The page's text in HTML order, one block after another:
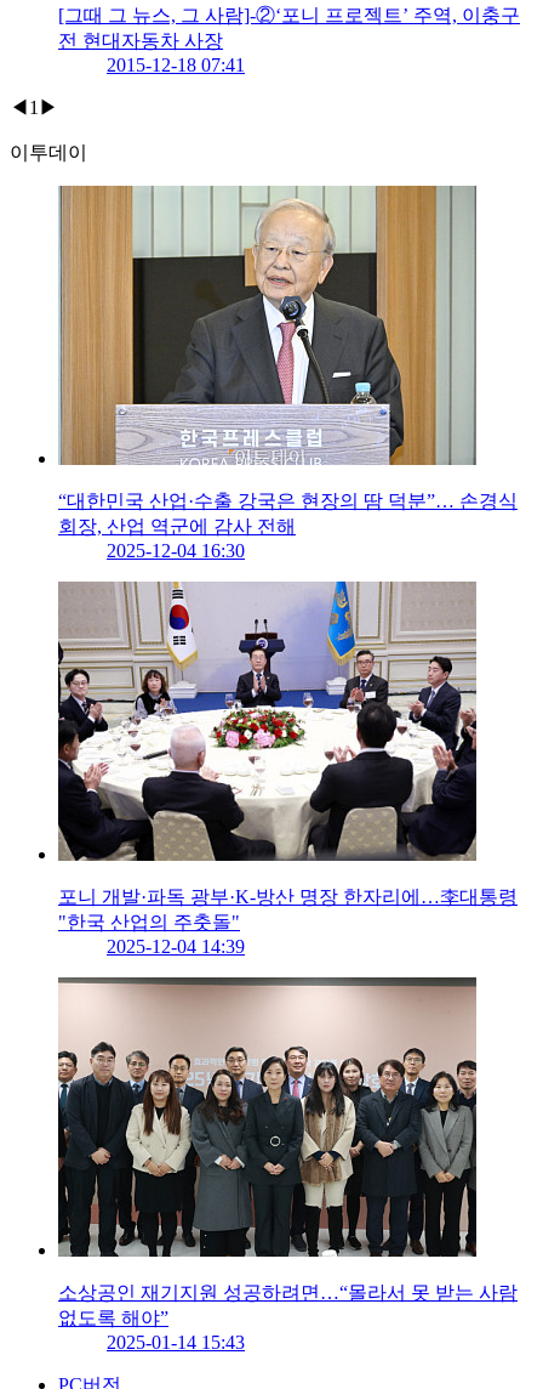
[그때 그 뉴스, 그 사람]-②‘포니 프로젝트’ 주역, 이충구
전 현대자동차 사장
2015-12-18 07:41
◀ 1 ▶
이투데이
“대한민국 산업·수출 강국은 현장의 땀 덕분”… 손경식
회장, 산업 역군에 감사 전해
2025-12-04 16:30
포니 개발·파독 광부·K-방산 명장 한자리에…李대통령
"한국 산업의 주춧돌"
2025-12-04 14:39
소상공인 재기지원 성공하려면…“몰라서 못 받는 사람
없도록 해야”
2025-01-14 15:43